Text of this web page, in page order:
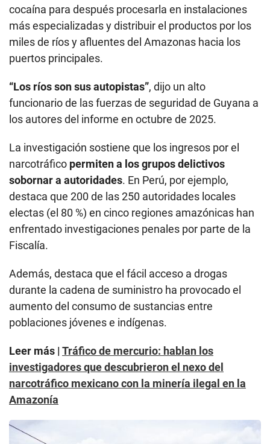
cocaína para después procesarla en instalaciones
más especializadas y distribuir el productos por los
miles de ríos y afluentes del Amazonas hacia los
puertos principales.
“Los ríos son sus autopistas”, dijo un alto
funcionario de las fuerzas de seguridad de Guyana a
los autores del informe en octubre de 2025.
La investigación sostiene que los ingresos por el
narcotráfico permiten a los grupos delictivos
sobornar a autoridades. En Perú, por ejemplo,
destaca que 200 de las 250 autoridades locales
electas (el 80 %) en cinco regiones amazónicas han
enfrentado investigaciones penales por parte de la
Fiscalía.
Además, destaca que el fácil acceso a drogas
durante la cadena de suministro ha provocado el
aumento del consumo de sustancias entre
poblaciones jóvenes e indígenas.
Leer más | Tráfico de mercurio: hablan los
investigadores que descubrieron el nexo del
narcotráfico mexicano con la minería ilegal en la
Amazonía